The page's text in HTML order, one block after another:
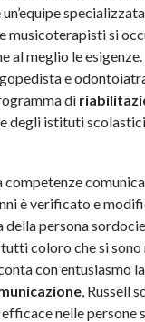
si
al meglio le
e
di
degli istituti
competenze
è verificato e
persona
coloro che si
con entusiasmo
, Russell
nelle persone